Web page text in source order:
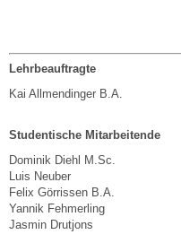
Lehrbeauftragte
Kai Allmendinger B.A.
Studentische Mitarbeitende
Dominik Diehl M.Sc.
Luis Neuber
Felix Görrissen B.A.
Yannik Fehmerling
Jasmin Drutjons